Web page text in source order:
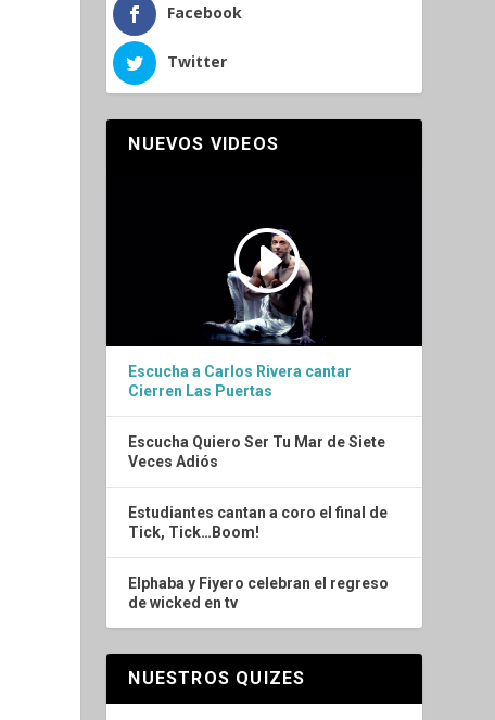
Facebook
Twitter
NUEVOS VIDEOS
Escucha a Carlos Rivera cantar
Cierren Las Puertas
Escucha Quiero Ser Tu Mar de Siete
Veces Adiós
Estudiantes cantan a coro el final de
Tick, Tick…Boom!
Elphaba y Fiyero celebran el regreso
de wicked en tv
NUESTROS QUIZES